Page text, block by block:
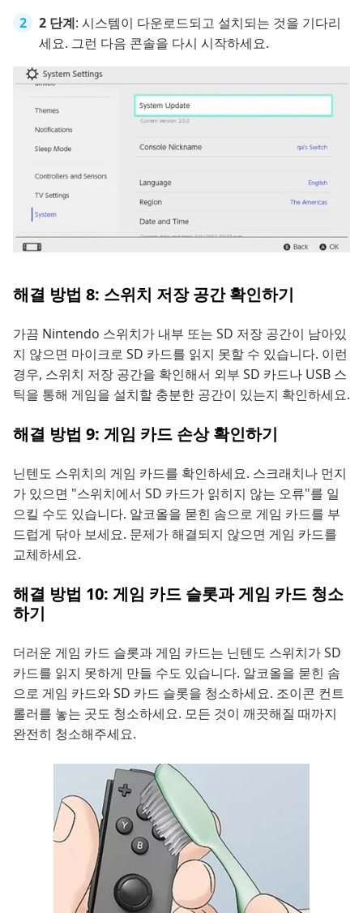
2 단계: 시스템이 다운로드되고 설치되는 것을 기다리
세요. 그런 다음 콘솔을 다시 시작하세요.
해결 방법 8: 스위치 저장 공간 확인하기
가끔 Nintendo 스위치가 내부 또는 SD 저장 공간이 남아있
지 않으면 마이크로 SD 카드를 읽지 못할 수 있습니다. 이런
경우, 스위치 저장 공간을 확인해서 외부 SD 카드나 USB 스
틱을 통해 게임을 설치할 충분한 공간이 있는지 확인하세요.
해결 방법 9: 게임 카드 손상 확인하기
닌텐도 스위치의 게임 카드를 확인하세요. 스크래치나 먼지
가 있으면 "스위치에서 SD 카드가 읽히지 않는 오류"를 일
으킬 수도 있습니다. 알코올을 묻힌 솜으로 게임 카드를 부
드럽게 닦아 보세요. 문제가 해결되지 않으면 게임 카드를
교체하세요.
해결 방법 10: 게임 카드 슬롯과 게임 카드 청소
하기
더러운 게임 카드 슬롯과 게임 카드는 닌텐도 스위치가 SD
카드를 읽지 못하게 만들 수도 있습니다. 알코올을 묻힌 솜
으로 게임 카드와 SD 카드 슬롯을 청소하세요. 조이콘 컨트
롤러를 놓는 곳도 청소하세요. 모든 것이 깨끗해질 때까지
완전히 청소해주세요.